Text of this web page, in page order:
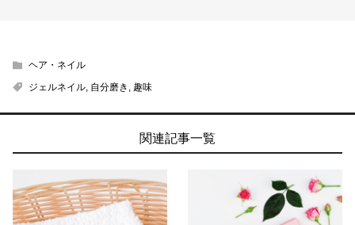
ヘア・ネイル
ジェルネイル, 自分磨き , 趣味
関連記事一覧
当サイトとは カテゴリ PAGE TOP